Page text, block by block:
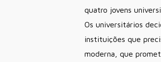
quatro jovens
Os universitários
instituições que
moderna, que